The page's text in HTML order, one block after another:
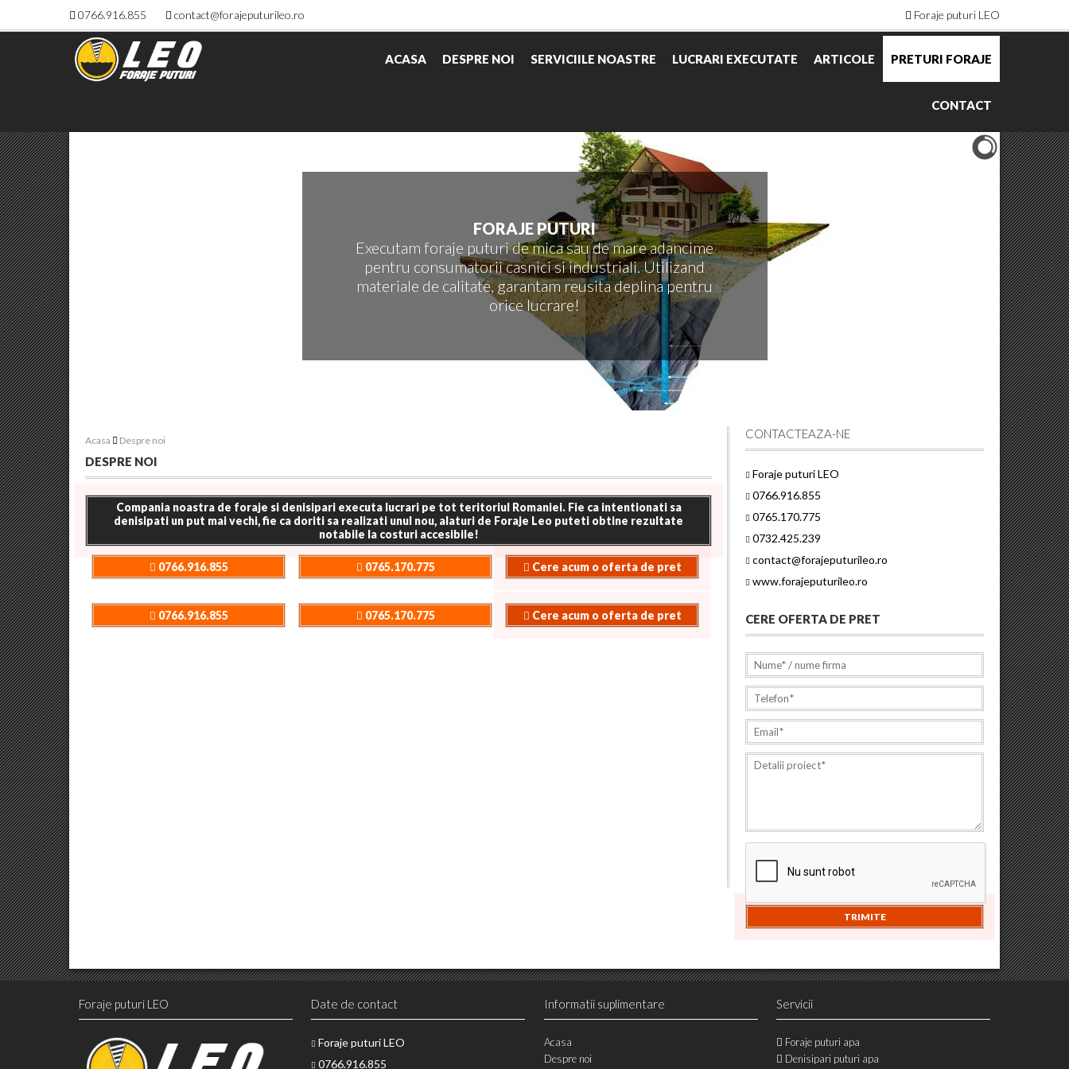
0766.916.855 contact@forajeputurileo.ro Foraje puturi LEO
ACASA DESPRE NOI SERVICIILE NOASTRE LUCRARI EXECUTATE ARTICOLE PRETURI FORAJE
CONTACT
FORAJE PUTURI
Executam foraje puturi de mica sau de mare adancime
pentru consumatorii casnici si industriali. Utilizand
materiale de calitate, garantam reusita deplina pentru
orice lucrare!
Acasa Despre noi
DESPRE NOI
Compania noastra de foraje si denisipari executa lucrari pe tot teritoriul Romaniei. Fie ca intentionati sa
denisipati un put mai vechi, fie ca doriti sa realizati unul nou, alaturi de Foraje Leo puteti obtine rezultate
notabile la costuri accesibile!
0766.916.855 0765.170.775 Cere acum o oferta de pret
0766.916.855 0765.170.775 Cere acum o oferta de pret
CONTACTEAZA-NE
Foraje puturi LEO
0766.916.855
0765.170.775
0732.425.239
contact@forajeputurileo.ro
www.forajeputurileo.ro
CERE OFERTA DE PRET
Foraje puturi LEO Date de contact
Foraje puturi LEO
0766.916.855
Informatii suplimentare
Acasa
Despre noi
Servicii
Foraje puturi apa
Denisipari puturi apa